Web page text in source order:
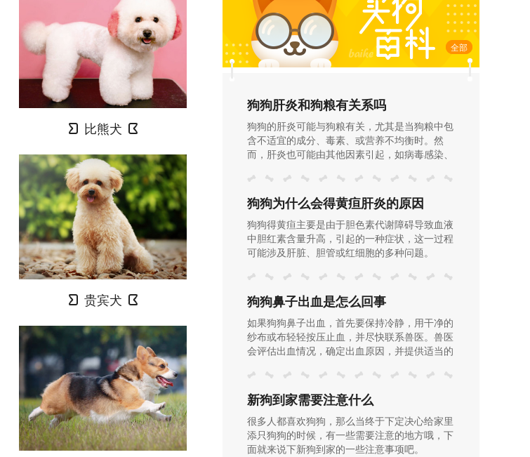
比熊犬
贵宾犬
全部
狗狗肝炎和狗粮有关系吗
狗狗的肝炎可能与狗粮有关，尤其是当狗粮中包
含不适宜的成分、毒素、或营养不均衡时。然
而，肝炎也可能由其他因素引起，如病毒感染、
导致狗狗肝炎的原因，应咨询兽医进行适当的诊
断和调整饮食。
狗狗为什么会得黄疸肝炎的原因
狗狗得黄疸主要是由于胆色素代谢障碍导致血液
中胆红素含量升高，引起的一种症状，这一过程
可能涉及肝脏、胆管或红细胞的多种问题。
狗狗鼻子出血是怎么回事
如果狗狗鼻子出血，首先要保持冷静，用干净的
纱布或布轻轻按压止血，并尽快联系兽医。兽医
会评估出血情况，确定出血原因，并提供适当的
新狗到家需要注意什么
很多人都喜欢狗狗，那么当终于下定决心给家里
添只狗狗的时候，有一些需要注意的地方哦，下
面就来说下新狗到家的一些注意事项吧。